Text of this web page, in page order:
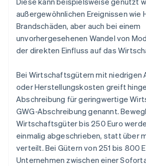
außergewöhnlichen Ereignissen wie
Brandschäden, aber auch bei einem
unvorhergesehenen Wandel von
der direkten Einfluss auf das
Bei Wirtschaftsgütern mit niedrigen
oder Herstellungskosten greift
Abschreibung für geringwertige
GWG-Abschreibung genannt.
Wirtschaftsgüter bis 250 Euro
einmalig abgeschrieben, statt über
verteilt. Bei Gütern von 251 bis 800
Unternehmen zwischen einer